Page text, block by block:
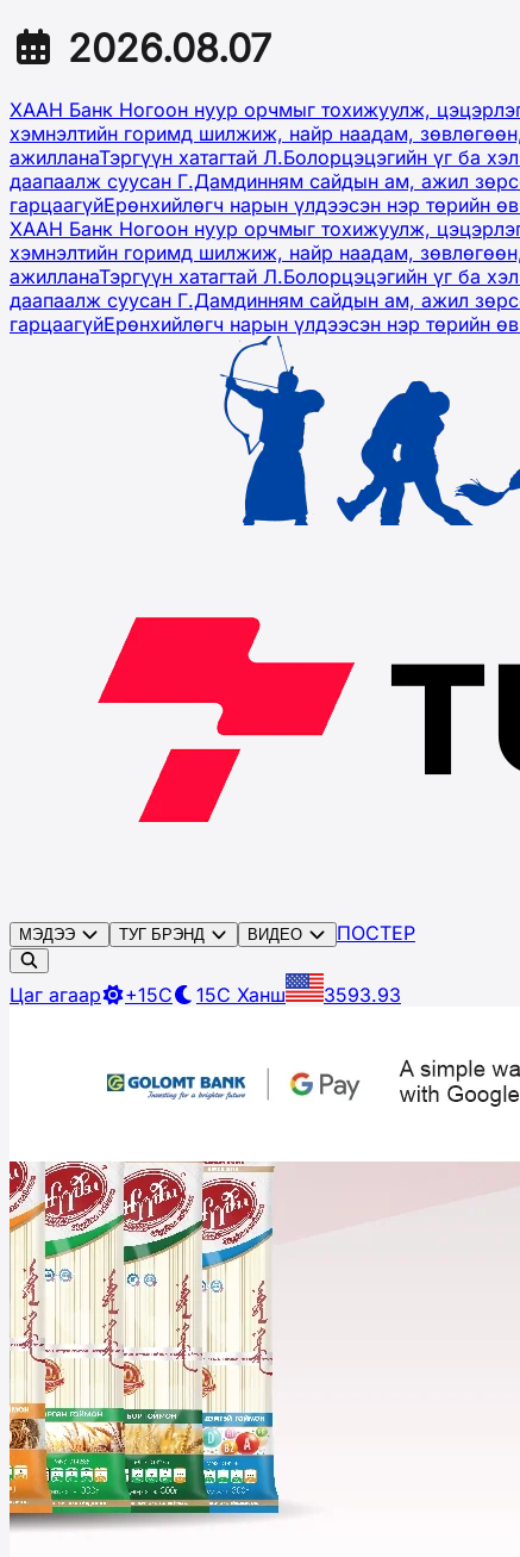
2026.08.07
ХААН Банк Ногоон нуур орчмыг тохижуулж,
хэмнэлтийн горимд шилжиж, найр наадам,
ажилланаТэргүүн хатагтай Л.Болорцэцэгийн үг ба
даапаалж суусан Г.Дамдинням сайдын ам, ажил
гарцаагүйЕрөнхийлөгч нарын үлдээсэн нэр төрийн
ХААН Банк Ногоон нуур орчмыг тохижуулж,
хэмнэлтийн горимд шилжиж, найр наадам,
ажилланаТэргүүн хатагтай Л.Болорцэцэгийн үг ба
даапаалж суусан Г.Дамдинням сайдын ам, ажил
гарцаагүйЕрөнхийлөгч нарын үлдээсэн нэр төрийн
МЭДЭЭ ТУГ БРЭНД ВИДЕО ПОСТЕР
Цаг агаар +15C 15C Ханш 3593.93